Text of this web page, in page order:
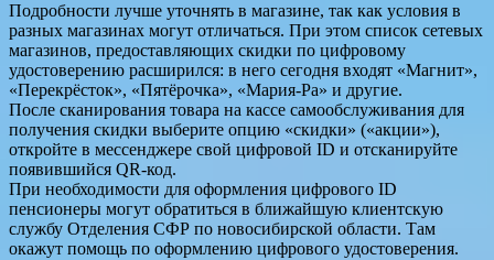
Подробности лучше уточнять в магазине, так как условия в
разных магазинах могут отличаться. При этом список сетевых
магазинов, предоставляющих скидки по цифровому
удостоверению расширился: в него сегодня входят «Магнит»,
«Перекрёсток», «Пятёрочка», «Мария-Ра» и другие.
После сканирования товара на кассе самообслуживания для
получения скидки выберите опцию «скидки» («акции»),
откройте в мессенджере свой цифровой ID и отсканируйте
появившийся QR-код.
При необходимости для оформления цифрового ID
пенсионеры могут обратиться в ближайшую клиентскую
службу Отделения СФР по новосибирской области. Там
окажут помощь по оформлению цифрового удостоверения.